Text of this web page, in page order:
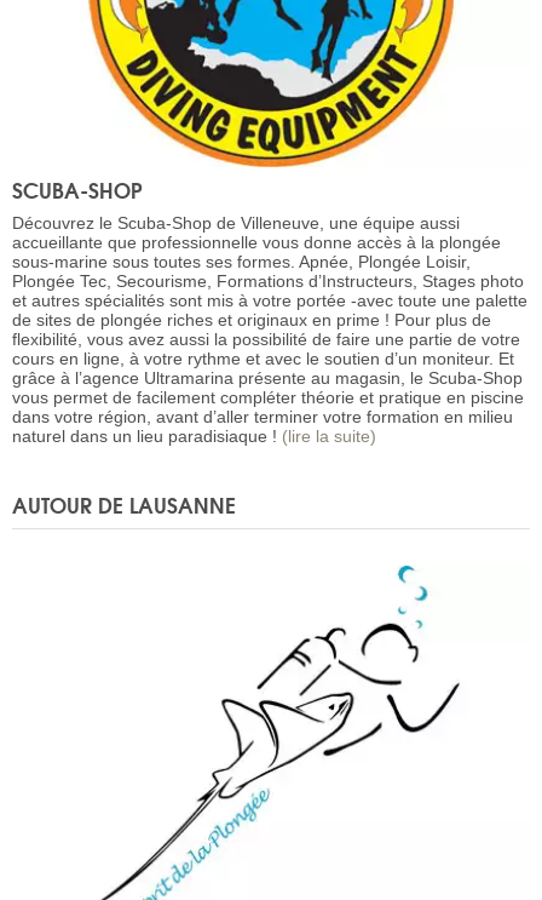
SCUBA-SHOP
Découvrez le Scuba-Shop de Villeneuve, une équipe aussi
accueillante que professionnelle vous donne accès à la plongée
sous-marine sous toutes ses formes. Apnée, Plongée Loisir,
Plongée Tec, Secourisme, Formations d’Instructeurs, Stages photo
et autres spécialités sont mis à votre portée -avec toute une palette
de sites de plongée riches et originaux en prime ! Pour plus de
flexibilité, vous avez aussi la possibilité de faire une partie de votre
cours en ligne, à votre rythme et avec le soutien d’un moniteur. Et
grâce à l’agence Ultramarina présente au magasin, le Scuba-Shop
vous permet de facilement compléter théorie et pratique en piscine
dans votre région, avant d’aller terminer votre formation en milieu
naturel dans un lieu paradisiaque ! (lire la suite)
AUTOUR DE LAUSANNE